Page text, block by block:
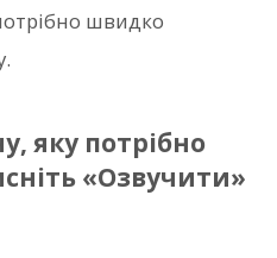
швидко
яку потрібно
«Озвучити»